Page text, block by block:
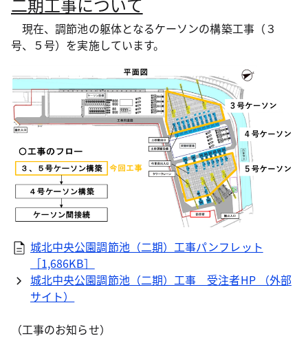
現在、調節池の躯体となるケーソンの構築工事（３
号、５号）を実施しています。
城北中央公園調節池（二期）工事パンフレット
［1,686KB］
城北中央公園調節池（二期）工事＿受注者HP （外部
サイト）
（工事のお知らせ）